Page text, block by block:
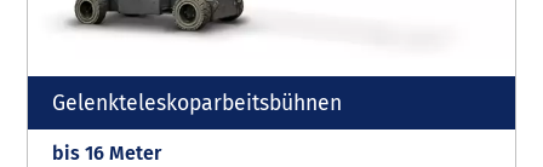
Gelenkteleskoparbeitsbühnen
bis 16 Meter